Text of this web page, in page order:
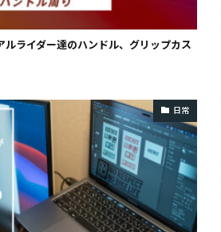
ルライダー達のハンドル、グリップカス
日常